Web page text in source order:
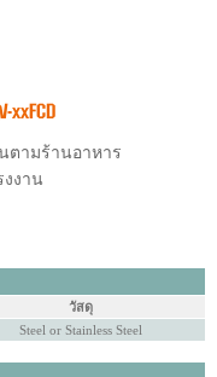
ตามร้านอาหาร
งาน
วัสดุ
Steel or Stainless Steel